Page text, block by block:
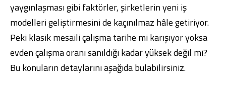
yaygınlaşması gibi faktörler, şirketlerin yeni iş
modelleri geliştirmesini de kaçınılmaz hâle getiriyor.
Peki klasik mesaili çalışma tarihe mi karışıyor yoksa
evden çalışma oranı sanıldığı kadar yüksek değil mi?
Bu konuların detaylarını aşağıda bulabilirsiniz.